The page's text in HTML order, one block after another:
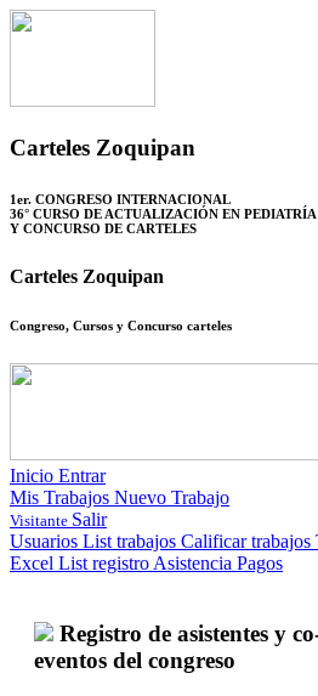
Carteles Zoquipan
1er. CONGRESO INTERNACIONAL
36° CURSO DE ACTUALIZACIÓN EN PEDIATRÍA
Y CONCURSO DE CARTELES
Carteles Zoquipan
Congreso, Cursos y Concurso carteles
Inicio Entrar
Mis Trabajos Nuevo Trabajo
Visitante Salir
Usuarios List trabajos Calificar trabajos
Excel List registro Asistencia Pagos
Registro de asistentes y
eventos del congreso